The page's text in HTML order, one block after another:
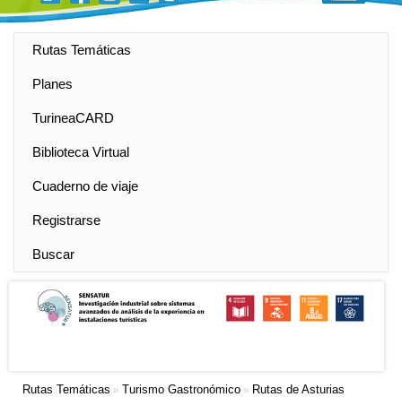
Rutas Temáticas
Planes
TurineaCARD
Biblioteca Virtual
Cuaderno de viaje
Registrarse
Buscar
Rutas Temáticas » Turismo Gastronómico » Rutas de Asturias